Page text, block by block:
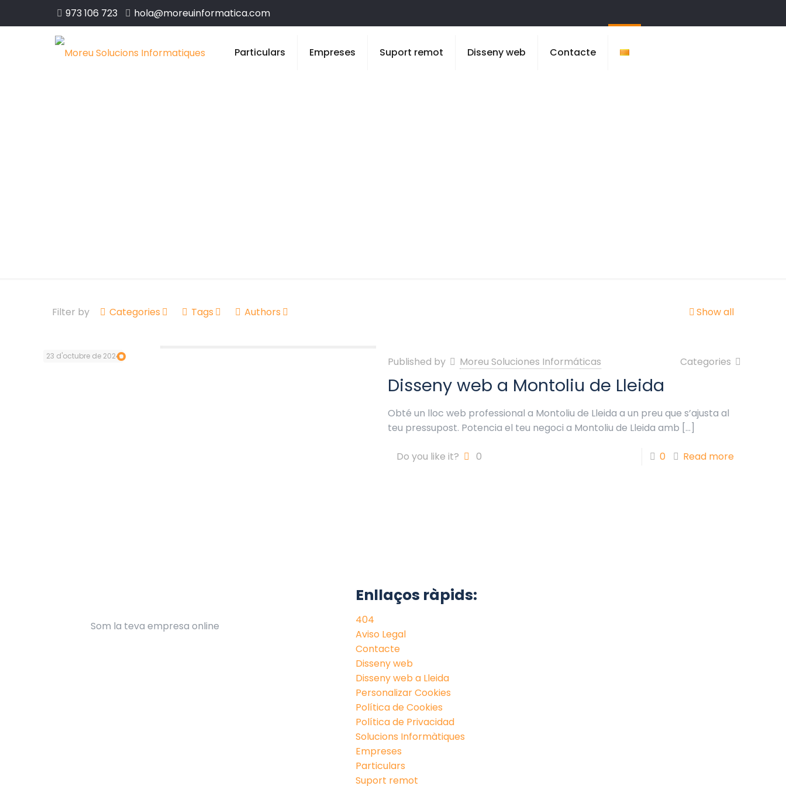
973 106 723 hola@moreuinformatica.com
Particulars Empreses Suport remot Disseny web Contacte
Filter by Categories Tags Authors Show all
23 d'octubre de 2024 Published by Moreu Soluciones Informáticas Categories
Disseny web a Montoliu de Lleida
Obté un lloc web professional a Montoliu de Lleida a un preu que s’ajusta al
teu pressupost. Potencia el teu negoci a Montoliu de Lleida amb […]
Do you like it? 0 0 Read more
Som la teva empresa online
Enllaços ràpids:
404
Aviso Legal
Contacte
Disseny web
Disseny web a Lleida
Personalizar Cookies
Política de Cookies
Política de Privacidad
Solucions Informàtiques
Empreses
Particulars
Suport remot